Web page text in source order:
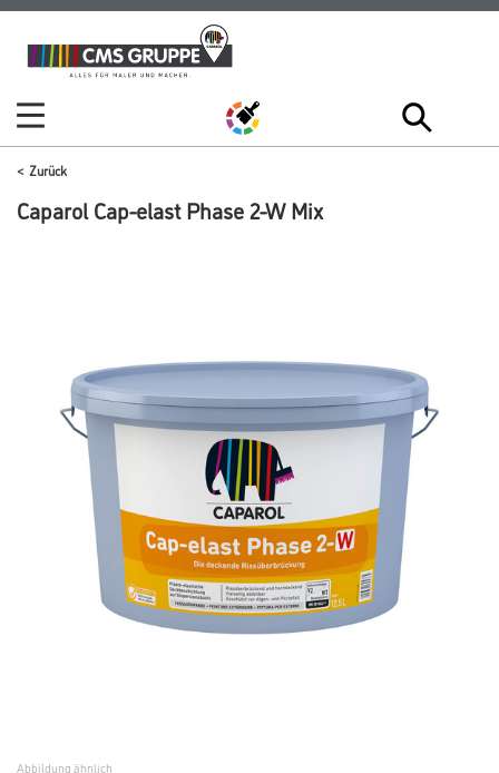
Zum
Inhalt
Zum
Navigationsmenü
Zurück
Caparol Cap-elast Phase 2-W Mix
Abbildung ähnlich